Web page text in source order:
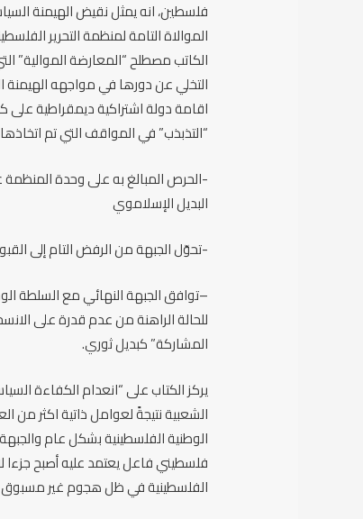
فلسطين، انه يمثل نقيض الهيمنة
الموالاة التامة لمنظمة التحرير
الكاتب مصطلح “المعارضة الموالية”
التخلي عن دورها في مواجهه
اقامة دولة اشتراكية ديمقراطية على
“التذبذب” في المواقف التي تم
-الحرص المبالغ به على وحدة
البديل الإسلاموي
-تحوّل الجبهة من الرفض التام إلى
–توافق الجبهة النهائي مع السلطة
للحالة الراهنة من عدم قدرة على
المشاركة” كبديل ثوري.
يركز الكتاب على “انعدام الكفاءة
الشعبية نتيجةً لعوامل ذاتية اكثر من
الوطنية الفلسطينية بشكل عام
فلسطيني فاعل يعتمد عليه أصبح جزءا
الفلسطينية في ظل هجوم غير مسبوق